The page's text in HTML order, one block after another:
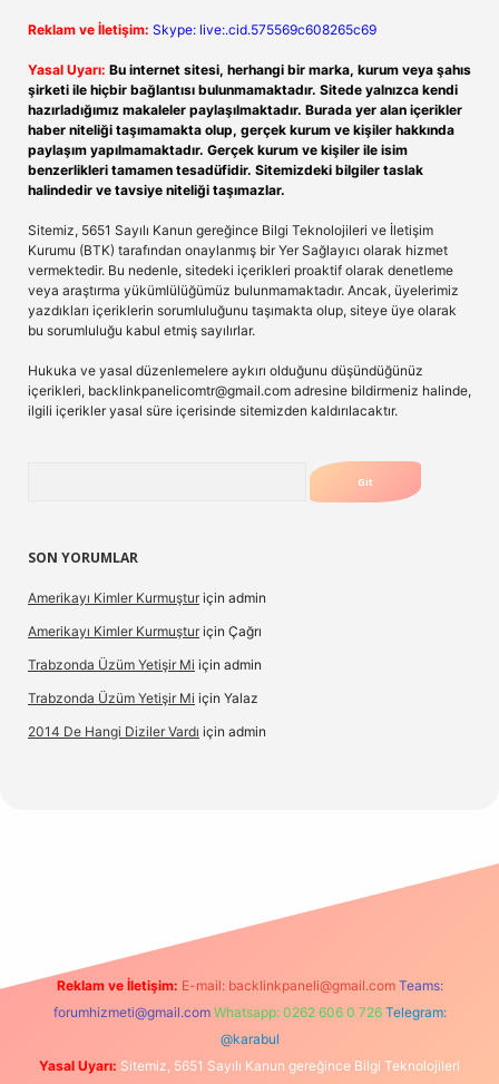
Reklam ve İletişim: Skype: live:.cid.575569c608265c69
Yasal Uyarı: Bu internet sitesi, herhangi bir marka, kurum veya şahıs
şirketi ile hiçbir bağlantısı bulunmamaktadır. Sitede yalnızca kendi
hazırladığımız makaleler paylaşılmaktadır. Burada yer alan içerikler
haber niteliği taşımamakta olup, gerçek kurum ve kişiler hakkında
paylaşım yapılmamaktadır. Gerçek kurum ve kişiler ile isim
benzerlikleri tamamen tesadüfidir. Sitemizdeki bilgiler taslak
halindedir ve tavsiye niteliği taşımazlar.
Sitemiz, 5651 Sayılı Kanun gereğince Bilgi Teknolojileri ve İletişim
Kurumu (BTK) tarafından onaylanmış bir Yer Sağlayıcı olarak hizmet
vermektedir. Bu nedenle, sitedeki içerikleri proaktif olarak denetleme
veya araştırma yükümlülüğümüz bulunmamaktadır. Ancak, üyelerimiz
yazdıkları içeriklerin sorumluluğunu taşımakta olup, siteye üye olarak
bu sorumluluğu kabul etmiş sayılırlar.
Hukuka ve yasal düzenlemelere aykırı olduğunu düşündüğünüz
içerikleri, backlinkpanelicomtr@gmail.com adresine bildirmeniz halinde,
ilgili içerikler yasal süre içerisinde sitemizden kaldırılacaktır.
SON YORUMLAR
Amerikayı Kimler Kurmuştur için admin
Amerikayı Kimler Kurmuştur için Çağrı
Trabzonda Üzüm Yetişir Mi için admin
Trabzonda Üzüm Yetişir Mi için Yalaz
2014 De Hangi Diziler Vardı için admin
Reklam ve İletişim: E-mail: backlinkpaneli@gmail.com Teams:
forumhizmeti@gmail.com Whatsapp: 0262 606 0 726 Telegram:
@karabul
Yasal Uyarı: Sitemiz, 5651 Sayılı Kanun gereğince Bilgi Teknolojileri